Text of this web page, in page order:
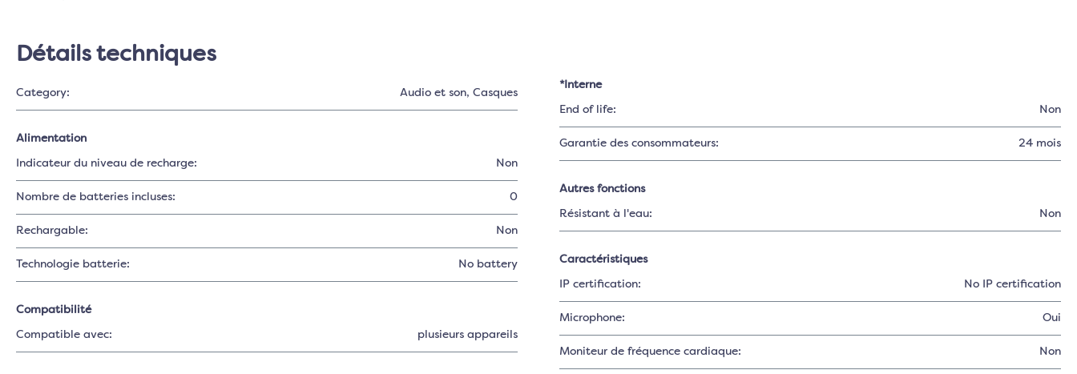
Détails techniques
Category: Audio et son, Casques
*Interne
End of life: Non
Garantie des consommateurs: 24 mois
Alimentation
Indicateur du niveau de recharge: Non
Nombre de batteries incluses: 0
Rechargable: Non
Technologie batterie: No battery
Autres fonctions
Résistant à l'eau: Non
Caractéristiques
IP certification: No IP certification
Microphone: Oui
Moniteur de fréquence cardiaque: Non
Compatibilité
Compatible avec: plusieurs appareils